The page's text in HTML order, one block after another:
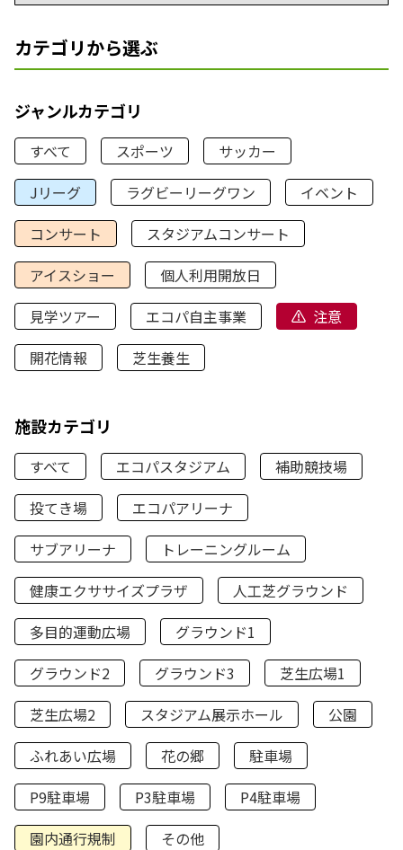
カテゴリから選ぶ
ジャンルカテゴリ
すべて スポーツ
サッカー
Jリーグ
ラグビーリーグワン
イベント
コンサート
スタジアムコンサート
アイスショー
個人利用開放日
見学ツアー
エコパ自主事業
注意
開花情報
芝生養生
施設カテゴリ
すべて エコパスタジアム
補助競技場
投てき場
エコパアリーナ
サブアリーナ
トレーニングルーム
健康エクササイズプラザ
人工芝グラウンド
多目的運動広場
グラウンド1
グラウンド2
グラウンド3
芝生広場1
芝生広場2
スタジアム展示ホール
公園
ふれあい広場
花の郷
駐車場
P9駐車場
P3駐車場
P4駐車場
園内通行規制
その他